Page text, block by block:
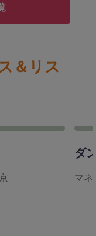
＆リス
ダ
マ